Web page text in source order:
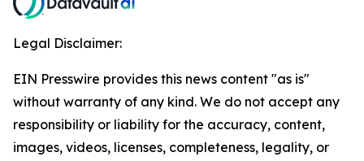
Legal Disclaimer:
EIN Presswire provides this news content "as is"
without warranty of any kind. We do not accept any
responsibility or liability for the accuracy, content,
images, videos, licenses, completeness, legality, or